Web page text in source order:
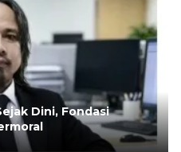
Dini, Fondasi